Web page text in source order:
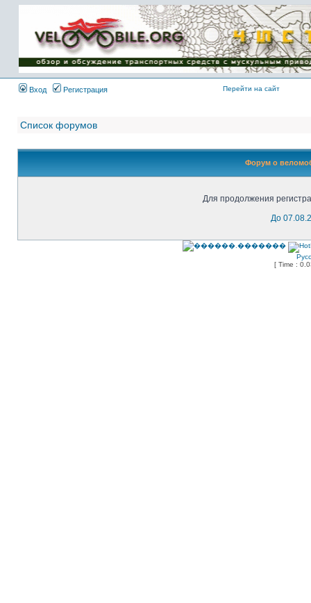
Имя пользователя:
Пароль:
{ LOG_ME_IN_SHORT
}
Вход
Регистрация Перейти на сайт
Список форумов
Форум о
Для продолжения
До
[ Time :